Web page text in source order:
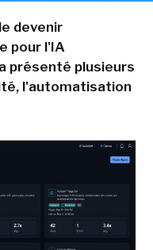
devenir
pour l'IA
présenté plusieurs
l'automatisation